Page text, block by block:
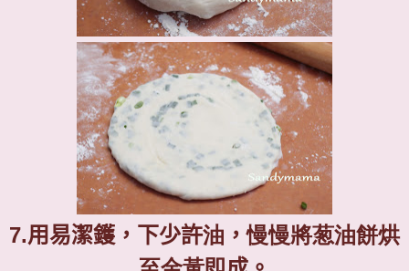
7.用易潔鑊，下少許油 ，慢慢將葱油餅烘